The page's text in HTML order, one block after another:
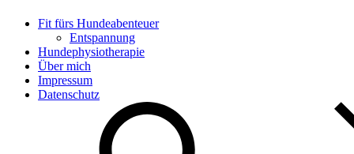
Fit fürs Hundeabenteuer
Entspannung
Hundephysiotherapie
Über mich
Impressum
Datenschutz